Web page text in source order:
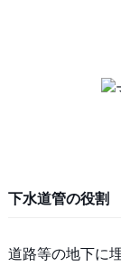
マン
マンホー
下水道管の役割
道路等の地下に